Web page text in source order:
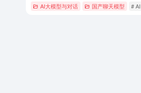
AI大模型与对话 国产聊天模型 # AI